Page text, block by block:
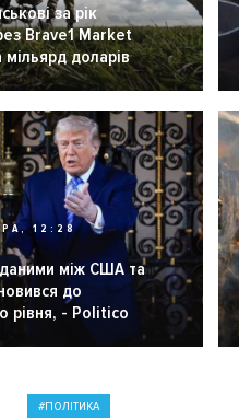
за рік
Brave1 Market
доларів
12:28
між США та
до
рівня, - Politico
ПОЛІТИКА